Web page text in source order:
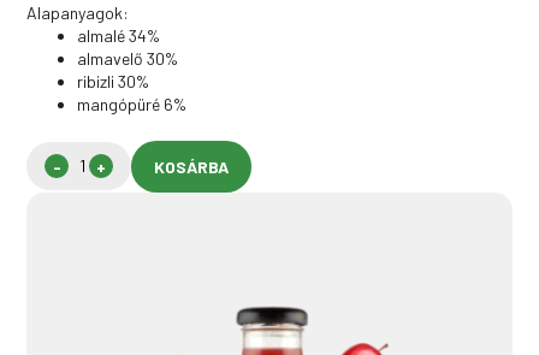
Alapanyagok:
almalé 34%
almavelő 30%
ribizli 30%
mangópüré 6%
KOSÁRBA